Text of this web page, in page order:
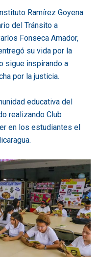
Ramírez Goyena
del Tránsito a
Fonseca Amador,
su vida por la
sigue inspirando a
por la justicia.
educativa del
realizando Club
en los estudiantes el